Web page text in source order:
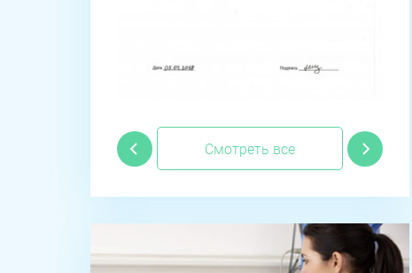
Смотреть все